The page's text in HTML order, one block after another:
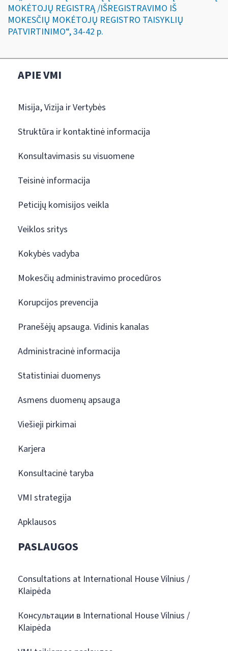
MOKĖTOJŲ REGISTRĄ /IŠREGISTRAVIMO IŠ
MOKESČIŲ MOKĖTOJŲ REGISTRO TAISYKLIŲ
PATVIRTINIMO“, 34-42 p.
APIE VMI
Misija, Vizija ir Vertybės
Struktūra ir kontaktinė informacija
Konsultavimasis su visuomene
Teisinė informacija
Peticijų komisijos veikla
Veiklos sritys
Kokybės vadyba
Mokesčių administravimo procedūros
Korupcijos prevencija
Pranešėjų apsauga. Vidinis kanalas
Administracinė informacija
Statistiniai duomenys
Asmens duomenų apsauga
Viešieji pirkimai
Karjera
Konsultacinė taryba
VMI strategija
Apklausos
PASLAUGOS
Consultations at International House Vilnius /
Klaipėda
Консультации в International House Vilnius /
Klaipėda